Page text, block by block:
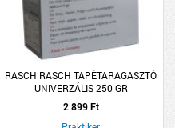
RASCH RASCH TAPÉTARAGASZTÓ
UNIVERZÁLIS 250 GR
2 899 Ft